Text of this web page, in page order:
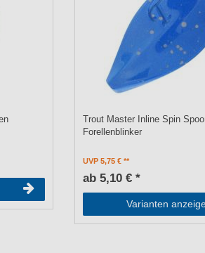
Trout Master Inline Spin
Forellenblinker
UVP 5,75 €
ab 5,10 € *
Varianten